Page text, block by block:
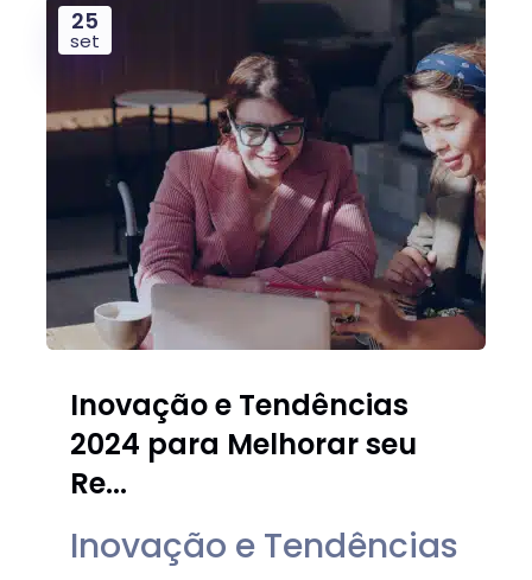
25
set
Inovação e Tendências
2024 para Melhorar seu
Re...
Inovação e Tendências